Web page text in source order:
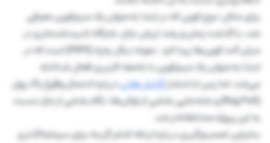
برای مثال، دوج کوین که در ابتدا به‌عنوان یک میم‌کوین معرفی
شد، با گذشت زمان و رشد ارزش بازار، جایگاه تثبیت‌شده‌تری در
میان آلت کوین‌ها پیدا کرد. نمونه دیگر، په‌په (PEPE) است که در
ابتدا به‌عنوان یک میم‌کوین با جامعه کاربری فعال شناخته
می‌شد، اما پس از انتشارگزارش‌هاییدرباره احتمال وقوع راگ پول
(Rug Pull) و جابه‌جایی بخشی از توکن‌ها، نگاه بخشی از بازار نسبت
به این پروژه محتاطانه‌تر شد.
بنابراین تصمیم‌گیری درباره اینکه کدام گزینه برای سرمایه‌گذاری